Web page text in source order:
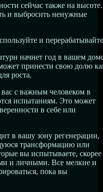
сейчас также на высоте.
и выбросить ненужные
и
начнет год в вашем
принести свою долю
роста.
с важным человеком в
испытаниям. Это может
в себе или
в вашу зону регенерации,
трансформацию или
вы испытываете, скорее
и личными. Все мелкие и
пока вы